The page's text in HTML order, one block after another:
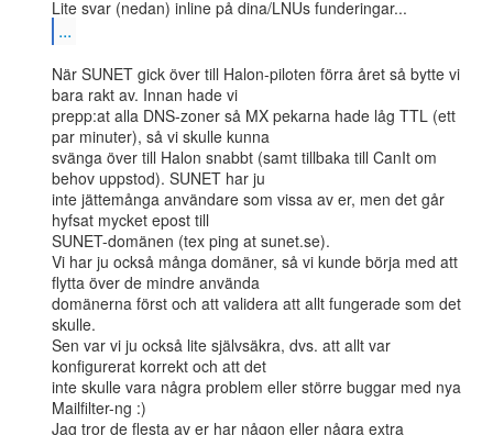
...
När SUNET gick över till Halon-piloten förra året så bytte vi
bara rakt av. Innan hade vi
prepp:at alla DNS-zoner så MX pekarna hade låg TTL (ett
par minuter), så vi skulle kunna
svänga över till Halon snabbt (samt tillbaka till CanIt om
behov uppstod). SUNET har ju
inte jättemånga användare som vissa av er, men det går
hyfsat mycket epost till
SUNET-domänen (tex ping at sunet.se).
Vi har ju också många domäner, så vi kunde börja med att
flytta över de mindre använda
domänerna först och att validera att allt fungerade som det
skulle.
Sen var vi ju också lite självsäkra, dvs. att allt var
konfigurerat korrekt och att det
inte skulle vara några problem eller större buggar med nya
Mailfilter-ng :)
Jag tror de flesta av er har någon eller några extra